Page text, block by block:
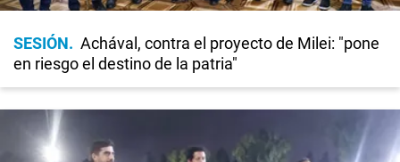
SESIÓN
Achával, contra el proyecto de Milei: "pone
en riesgo el destino de la patria"